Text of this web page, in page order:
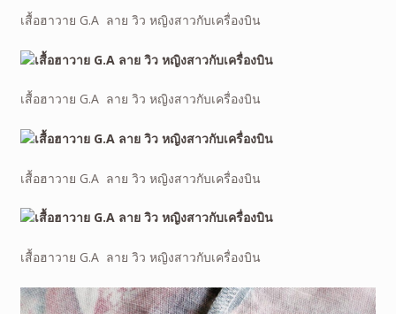
เสื้อฮาวาย G.A ลาย วิว หญิงสาวกับเครื่องบิน
เสื้อฮาวาย G.A ลาย วิว หญิงสาวกับเครื่องบิน
เสื้อฮาวาย G.A ลาย วิว หญิงสาวกับเครื่องบิน
เสื้อฮาวาย G.A ลาย วิว หญิงสาวกับเครื่องบิน